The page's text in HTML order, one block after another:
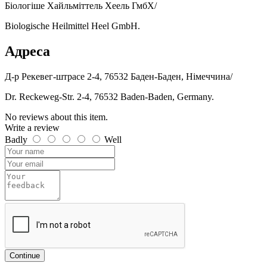
Біологіше Хайльміттель Хеель ГмбХ/
Biologische Heilmittel Heel GmbH.
Адреса
Д-р Рекевег-штрасе 2-4, 76532 Баден-Баден, Німеччина/
Dr. Reckeweg-Str. 2-4, 76532 Baden-Baden, Germany.
No reviews about this item.
Write a review
Badly
Well
Continue